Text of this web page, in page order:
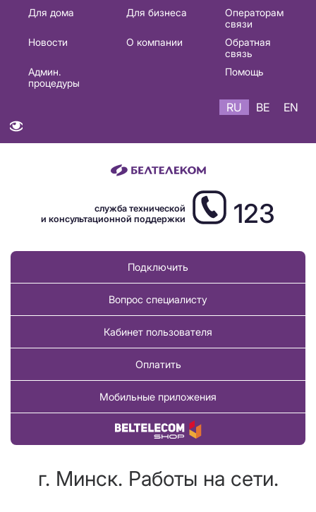
Основная
навигация
Для дома Для бизнеса
Операторам
связи
Новости
О компании
Обратная
связь
Админ.
процедуры
Помощь
RU BE EN
служба технической
и консультационной поддержки
123
Подключить
Вопрос специалисту
Кабинет пользователя
Оплатить
Мобильные приложения
Купить товар
г. Минск. Работы на сети.